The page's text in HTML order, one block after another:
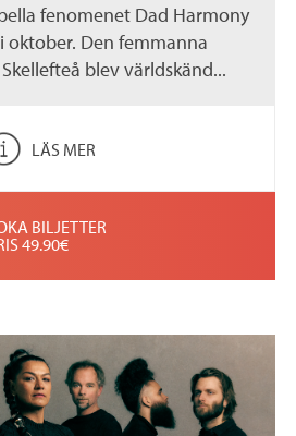
fenomenet Dad Harmony
oktober. Den femmanna
blev världskänd...
LÄS MER
BILJETTER
49.90€